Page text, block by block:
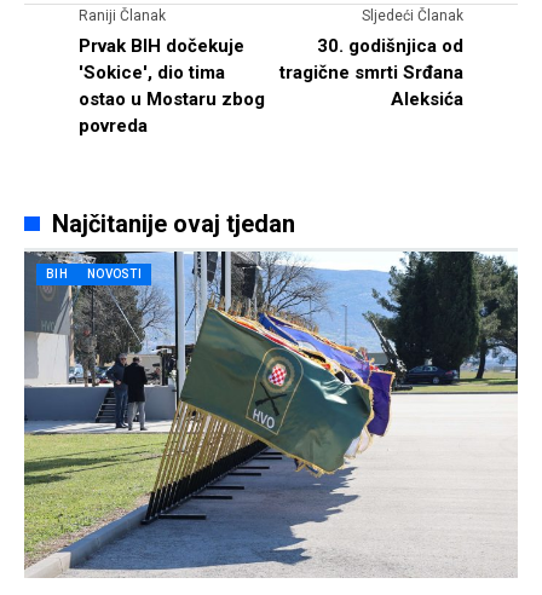
Raniji Članak
Prvak BIH dočekuje
'Sokice', dio tima
ostao u Mostaru zbog
povreda
Sljedeći Članak
30. godišnjica od
tragične smrti Srđana
Aleksića
Najčitanije ovaj tjedan
BIH NOVOSTI